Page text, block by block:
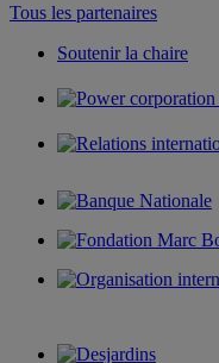
Tous les partenaires
Soutenir la chaire